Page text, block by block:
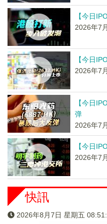
【今日
2026年7
【今日
2026年7
【今日
弹
2026年7
【今日
2026年7
快訊
2026年8月7日 星期五